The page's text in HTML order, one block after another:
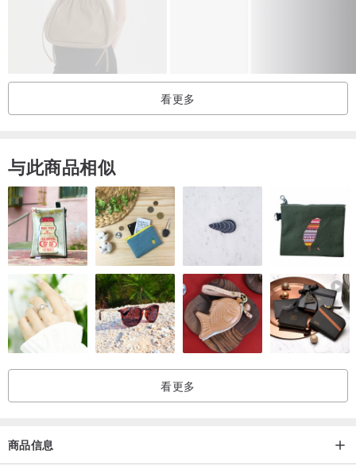
黄麻为天然植物素材，保养简单。一般脏污可用橡皮擦擦拭；不易去
除的脏污可用刷子沾取清洁剂刷去污点；不可置入洗衣机洗涤或浸泡
水洗。遇到淋雨泼水，放置自然晾干即可。暂时未使用，请投入白报
纸或干燥剂，并放至通风处保存。黄麻会随着长时间使用而有起毛的
现象，此为材质特性的正常现象，可适度修剪起毛处。
【品牌故事】
结合英国美学创意和孟加拉的传统工艺，而诞生这一系列美丽且富童
趣风格的手工编织包款，不论是户外活动或逛街，为每一次的外出增
添缤纷乐趣。
使用孟加拉产黄麻再经过传统手工编织，每个包款都具有轻量、弹性
且实用的特性。由于孟加拉西南部偏乡缺乏资源，The Jacksons 的扶
带来医疗与教育支持，品牌创办人 Louise 透过推动这项计划为当地带
来实质的助益。对 The Jacksons 而言，不仅仅只是一个品牌，同时
看更多
与此商品相似
看更多
商品信息